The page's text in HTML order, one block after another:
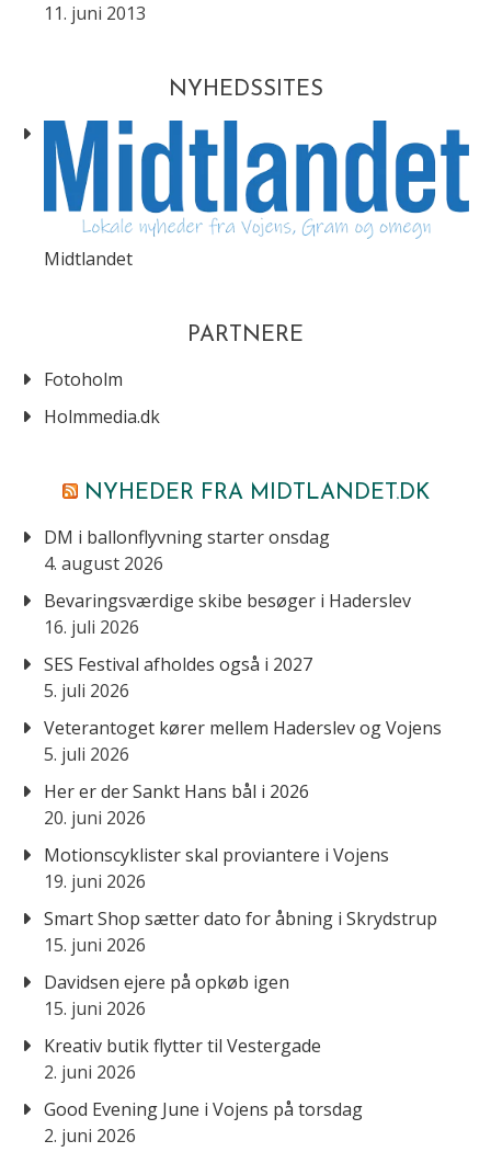
11. juni 2013
NYHEDSSITES
Midtlandet
PARTNERE
Fotoholm
Holmmedia.dk
NYHEDER FRA MIDTLANDET.DK
DM i ballonflyvning starter onsdag
4. august 2026
Bevaringsværdige skibe besøger i Haderslev
16. juli 2026
SES Festival afholdes også i 2027
5. juli 2026
Veterantoget kører mellem Haderslev og Vojens
5. juli 2026
Her er der Sankt Hans bål i 2026
20. juni 2026
Motionscyklister skal proviantere i Vojens
19. juni 2026
Smart Shop sætter dato for åbning i Skrydstrup
15. juni 2026
Davidsen ejere på opkøb igen
15. juni 2026
Kreativ butik flytter til Vestergade
2. juni 2026
Good Evening June i Vojens på torsdag
2. juni 2026